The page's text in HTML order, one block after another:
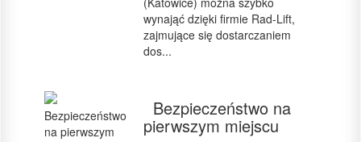
wynająć dzięki firmie Rad-Lift,
zajmujące się dostarczaniem
dos...
Bezpieczeństwo na
pierwszym miejscu